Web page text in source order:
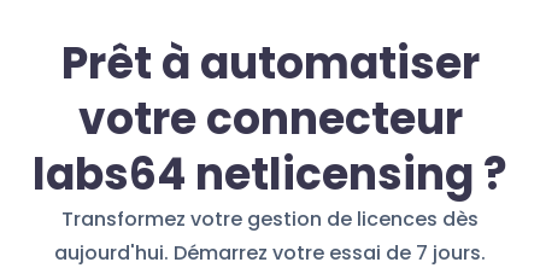
Prêt à automatiser
votre connecteur
labs64 netlicensing ?
Transformez votre gestion de licences dès
aujourd'hui. Démarrez votre essai de 7 jours.